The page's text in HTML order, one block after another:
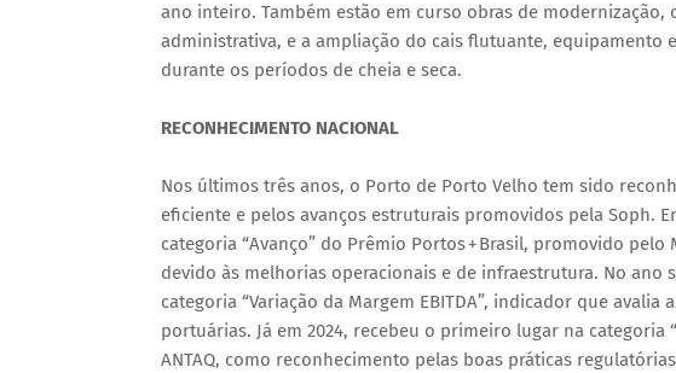
ano inteiro. Também estão em curso obras de modernização,
administrativa, e a ampliação do cais flutuante, equipamento
durante os períodos de cheia e seca.
RECONHECIMENTO NACIONAL
Nos últimos três anos, o Porto de Porto Velho tem sido
eficiente e pelos avanços estruturais promovidos pela Soph.
categoria “Avanço” do Prêmio Portos + Brasil, promovido
devido às melhorias operacionais e de infraestrutura. No ano
categoria “Variação da Margem EBITDA”, indicador que
portuárias. Já em 2024, recebeu o primeiro lugar na categoria
ANTAQ, como reconhecimento pelas boas práticas